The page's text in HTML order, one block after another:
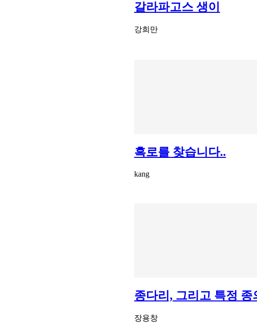
갈라파고스 생이
강희만
흑로를 찾습니다..
kang
종다리, 그리고 특정
장용창